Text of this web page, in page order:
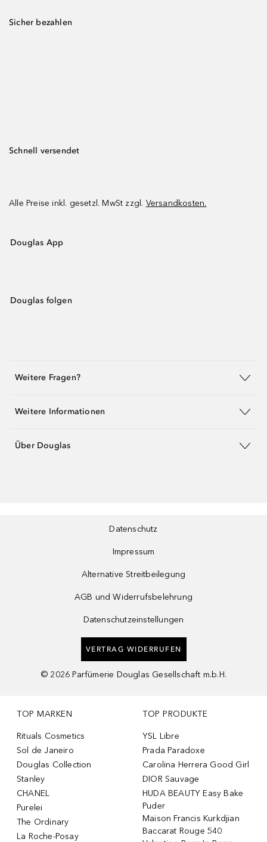
Sicher bezahlen
Schnell versendet
Alle Preise inkl. gesetzl. MwSt zzgl. Versandkosten.
Douglas App
Douglas folgen
Weitere Fragen?
Weitere Informationen
Über Douglas
Datenschutz
Impressum
Alternative Streitbeilegung
AGB und Widerrufsbelehrung
Datenschutzeinstellungen
VERTRAG WIDERRUFEN
© 2026 Parfümerie Douglas Gesellschaft m.b.H.
TOP MARKEN
Rituals Cosmetics
Sol de Janeiro
Douglas Collection
Stanley
CHANEL
Purelei
The Ordinary
La Roche-Posay
TOP PRODUKTE
YSL Libre
Prada Paradoxe
Carolina Herrera Good Girl
DIOR Sauvage
HUDA BEAUTY Easy Bake
Puder
Maison Francis Kurkdjian
Baccarat Rouge 540